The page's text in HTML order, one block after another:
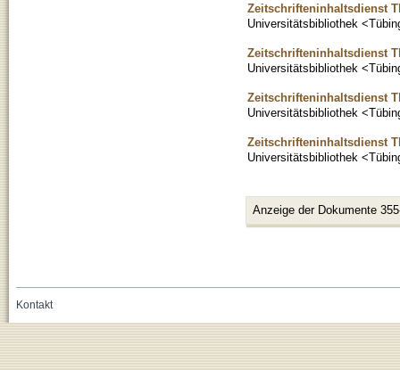
Zeitschrifteninhaltsdienst
Universitätsbibliothek
Zeitschrifteninhaltsdienst
Universitätsbibliothek
Zeitschrifteninhaltsdienst
Universitätsbibliothek
Zeitschrifteninhaltsdienst
Universitätsbibliothek
Anzeige der Dokumente
Kontakt